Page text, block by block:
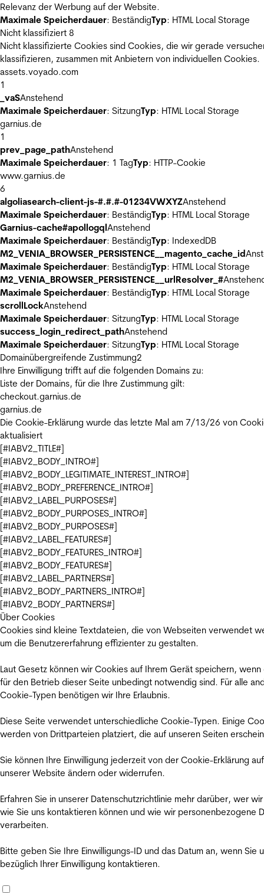
Relevanz der Werbung auf der Website.
Maximale Speicherdauer: BeständigTyp: HTML Local Storage
Nicht klassifiziert 8
Nicht klassifizierte Cookies sind Cookies, die wir gerade
klassifizieren, zusammen mit Anbietern von individuellen Cookies.
assets.voyado.com
1
_vaSAnstehend
Maximale Speicherdauer: SitzungTyp: HTML Local Storage
garnius.de
1
prev_page_pathAnstehend
Maximale Speicherdauer: 1 TagTyp: HTTP-Cookie
www.garnius.de
6
algoliasearch-client-js-#.#.#-01234VWXYZAnstehend
Maximale Speicherdauer: BeständigTyp: HTML Local Storage
Garnius-cache#apollogqlAnstehend
Maximale Speicherdauer: BeständigTyp: IndexedDB
M2_VENIA_BROWSER_PERSISTENCE__magento_cache_id
Maximale Speicherdauer: BeständigTyp: HTML Local Storage
M2_VENIA_BROWSER_PERSISTENCE__urlResolver_#
Maximale Speicherdauer: BeständigTyp: HTML Local Storage
scrollLockAnstehend
Maximale Speicherdauer: SitzungTyp: HTML Local Storage
success_login_redirect_pathAnstehend
Maximale Speicherdauer: SitzungTyp: HTML Local Storage
Domainübergreifende Zustimmung2
Ihre Einwilligung trifft auf die folgenden Domains zu:
Liste der Domains, für die Ihre Zustimmung gilt:
checkout.garnius.de
garnius.de
Die Cookie-Erklärung wurde das letzte Mal am 7/13/26 von
aktualisiert
[#IABV2_TITLE#]
[#IABV2_BODY_INTRO#]
[#IABV2_BODY_LEGITIMATE_INTEREST_INTRO#]
[#IABV2_BODY_PREFERENCE_INTRO#]
[#IABV2_LABEL_PURPOSES#]
[#IABV2_BODY_PURPOSES_INTRO#]
[#IABV2_BODY_PURPOSES#]
[#IABV2_LABEL_FEATURES#]
[#IABV2_BODY_FEATURES_INTRO#]
[#IABV2_BODY_FEATURES#]
[#IABV2_LABEL_PARTNERS#]
[#IABV2_BODY_PARTNERS_INTRO#]
[#IABV2_BODY_PARTNERS#]
Über Cookies
Cookies sind kleine Textdateien, die von Webseiten verwendet
um die Benutzererfahrung effizienter zu gestalten.
Laut Gesetz können wir Cookies auf Ihrem Gerät speichern, wenn
für den Betrieb dieser Seite unbedingt notwendig sind. Für alle
Cookie-Typen benötigen wir Ihre Erlaubnis.
Diese Seite verwendet unterschiedliche Cookie-Typen. Einige
werden von Drittparteien platziert, die auf unseren Seiten
Sie können Ihre Einwilligung jederzeit von der Cookie-Erklärung auf
unserer Website ändern oder widerrufen.
Erfahren Sie in unserer Datenschutzrichtlinie mehr darüber, wer
wie Sie uns kontaktieren können und wie wir personenbezogene
verarbeiten.
Bitte geben Sie Ihre Einwilligungs-ID und das Datum an, wenn Sie
bezüglich Ihrer Einwilligung kontaktieren.